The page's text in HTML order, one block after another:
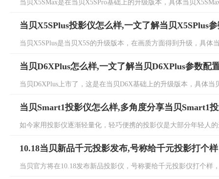
当贝X5SMax是在当贝X5SPro基础上的升级版本，具体当贝
当贝X5SPlus投影仪怎么样,一文了解当贝X5SPlus
当贝X5SPlus是当贝X5S的升级版本，在画质方面得到升级，具体
当贝D6XPlus怎么样,一文了解当贝D6XPlus参数配
当贝D6XPlus上市了，这是在当贝D6X基础上的升级版本，具体
当贝Smart1投影仪怎么样,多角度分享当贝Smart1
如今家用投影仪逐渐轻量化，轻巧便携的投影仪是大部分年轻人
10.18当贝新品千元投影发布,号称给千元投影打个样
当贝官方将在10.18发布新品投影仪，号称要给千元投影仪打个样